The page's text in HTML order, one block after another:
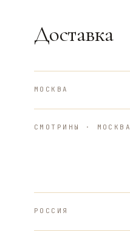
Доставка
МОСКВА
СМОТРИНЫ · МОСКВА
РОССИЯ